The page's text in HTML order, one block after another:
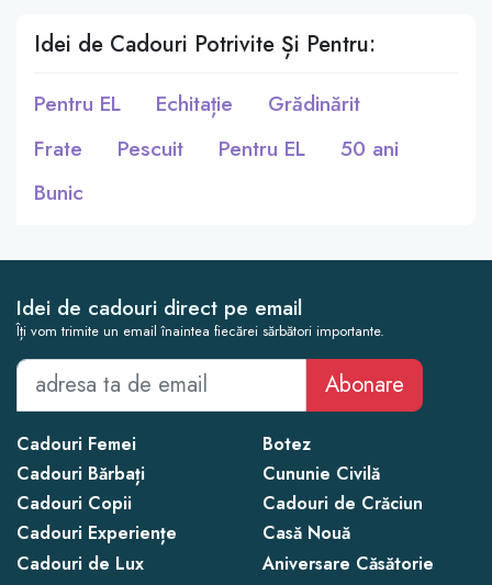
Idei de Cadouri Potrivite Și Pentru:
Pentru EL Echitație
Grădinărit
Frate
Pescuit Pentru EL
50 ani
Bunic
Idei de cadouri direct pe email
Îți vom trimite un email înaintea fiecărei sărbători importante.
Abonare
Cadouri Femei
Cadouri Bărbați
Cadouri Copii
Cadouri Experiențe
Cadouri de Lux
Botez
Cununie Civilă
Cadouri de Crăciun
Casă Nouă
Aniversare Căsătorie